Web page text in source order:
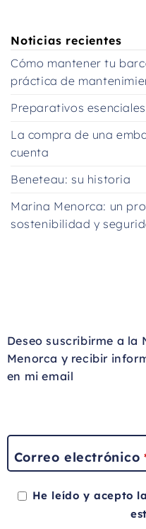
Noticias recientes
Cómo mantener tu
práctica de
Preparativos
La compra de una
cuenta
Beneteau: su historia
Marina Menorca: un
sostenibilidad y
Deseo suscribirme a la
Menorca y recibir
en mi email
Correo electrónico
He leído y acepto la